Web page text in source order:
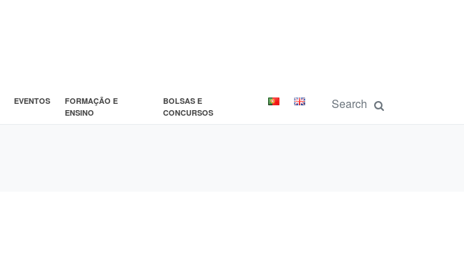
EVENTOS
FORMAÇÃO E
ENSINO
BOLSAS E
CONCURSOS